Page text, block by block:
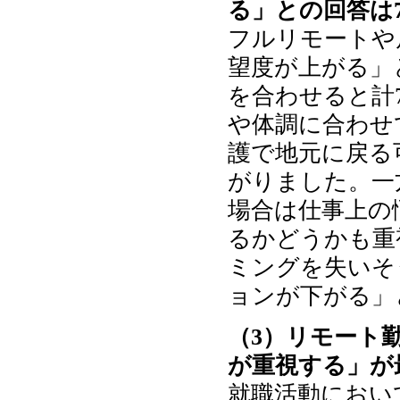
る」との回答は
フルリモート
望度が上がる
を合わせると
や体調に合わ
護で地元に戻
がりました。
場合は仕事上
るかどうかも
ミングを失い
ョンが下がる
（3）リモート
が重視する」が
就職活動にお